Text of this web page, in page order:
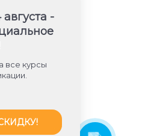
августа -
все курсы